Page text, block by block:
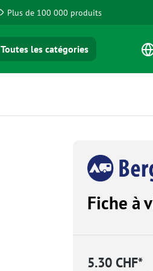
Plus de 100 000 produits
Toutes les catégories
Fiche à
5.30 CHF*